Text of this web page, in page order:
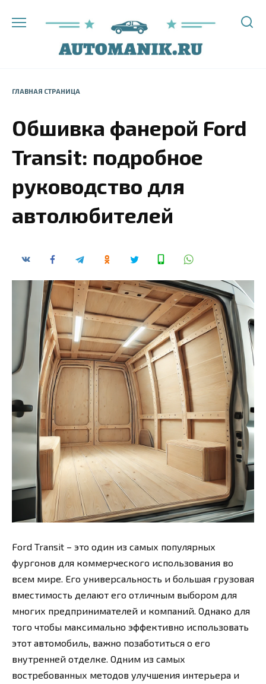
ГЛАВНАЯ СТРАНИЦА
Обшивка фанерой Ford
Transit: подробное
руководство для
автолюбителей
Ford Transit – это один из самых популярных
фургонов для коммерческого использования во
всем мире. Его универсальность и большая грузовая
вместимость делают его отличным выбором для
многих предпринимателей и компаний. Однако для
того чтобы максимально эффективно использовать
этот автомобиль, важно позаботиться о его
внутренней отделке. Одним из самых
востребованных методов улучшения интерьера и